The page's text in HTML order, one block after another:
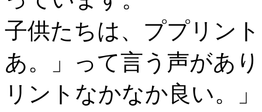
子供たちは、ププリン
あ。」って言う声があ
リントなかなか良い。